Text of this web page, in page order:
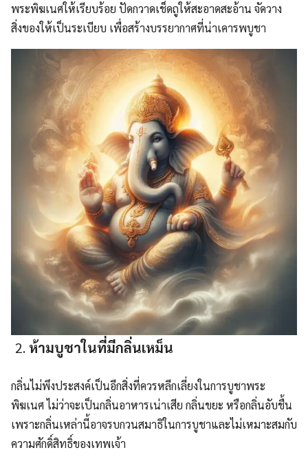
พระพิฆเนศให้เรียบร้อย ปัดกวาดเช็ดถูให้สะอาดสะอ้าน จัดวาง
สิ่งของให้เป็นระเบียบ เพื่อสร้างบรรยากาศที่น่าเคารพบูชา
ห้ามบูชาในที่มีกลิ่นเหม็น
กลิ่นไม่พึงประสงค์เป็นอีกสิ่งที่ควรหลีกเลี่ยงในการบูชาพระ
พิฆเนศ ไม่ว่าจะเป็นกลิ่นอาหารเน่าเสีย กลิ่นขยะ หรือกลิ่นอับชื้น
เพราะกลิ่นเหล่านี้อาจรบกวนสมาธิในการบูชาและไม่เหมาะสมกับ
ความศักดิ์สิทธิ์ของเทพเจ้า